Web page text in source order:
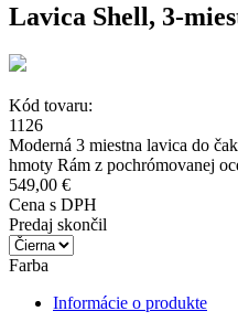
Lavica Shell, 3-
Kód tovaru:
1126
Moderná 3 miestna lavica do
hmoty Rám z pochrómovanej
549,00 €
Cena s DPH
Predaj skončil
Farba
Informácie o produkte